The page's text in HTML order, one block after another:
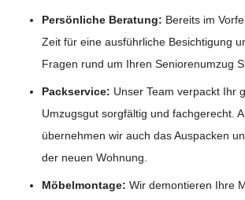
Persönliche Beratung: Bereits im
Zeit für eine ausführliche Besichtigung
Fragen rund um Ihren Seniorenumzug
Packservice: Unser Team verpackt Ihr
Umzugsgut sorgfältig und fachgerecht.
übernehmen wir auch das Auspacken
der neuen Wohnung.
Möbelmontage: Wir demontieren Ihre